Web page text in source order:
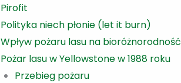
Pirofit
Polityka niech płonie (let it burn)
Wpływ pożaru lasu na bioróżnorodność
Pożar lasu w Yellowstone w 1988 roku
Przebieg pożaru